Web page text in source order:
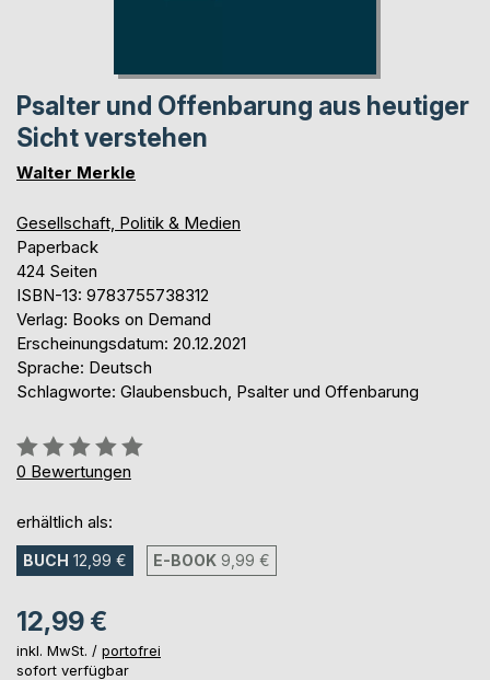
Psalter und Offenbarung aus heutiger
Sicht verstehen
Walter Merkle
Gesellschaft, Politik & Medien
Paperback
424 Seiten
ISBN-13: 9783755738312
Verlag: Books on Demand
Erscheinungsdatum: 20.12.2021
Sprache: Deutsch
Schlagworte: Glaubensbuch, Psalter und Offenbarung
Bewertung::
0%
0 Bewertungen
erhältlich als:
BUCH 12,99 € E-BOOK 9,99 €
12,99 €
inkl. MwSt. / portofrei
sofort verfügbar